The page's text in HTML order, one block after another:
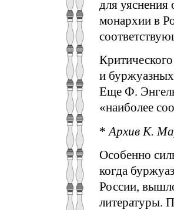
для уяснения
монархии в
и
Еще Ф.
«наиболее
* Архив К.
Особенно
когда
России,
литературы.